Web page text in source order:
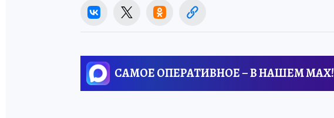
САМОЕ ОПЕРАТИВНОЕ – В НАШЕМ MAX!